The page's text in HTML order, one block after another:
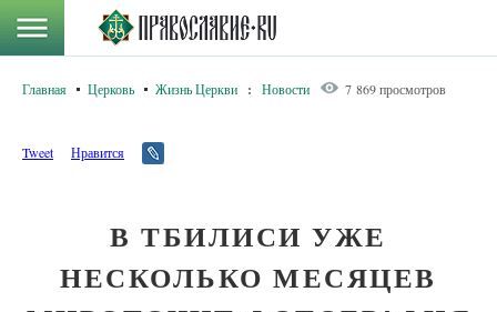
Главная Церковь Жизнь Церкви : Новости 7 869 просмотров
Tweet Нравится
В ТБИЛИСИ УЖЕ
НЕСКОЛЬКО МЕСЯЦЕВ